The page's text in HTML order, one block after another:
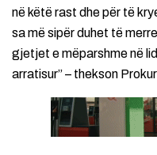
në këtë rast dhe për të
sa më sipër duhet të
gjetjet e mëparshme në
arratisur” – thekson